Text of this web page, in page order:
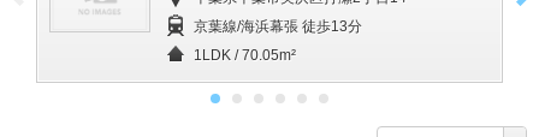
京葉線/海浜幕張 徒歩13分
1LDK / 70.05m²